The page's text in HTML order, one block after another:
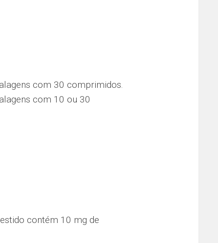
com 30 comprimidos.
com 10 ou 30
contém 10 mg de